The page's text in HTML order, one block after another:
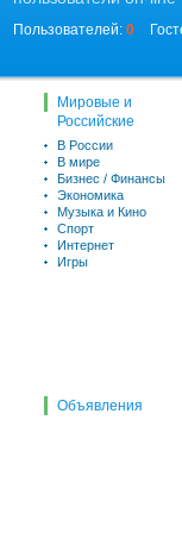
Пользователей: 0
Мировые и
Российские
В России
В мире
Бизнес / Финансы
Экономика
Музыка и Кино
Спорт
Интернет
Игры
Объявления